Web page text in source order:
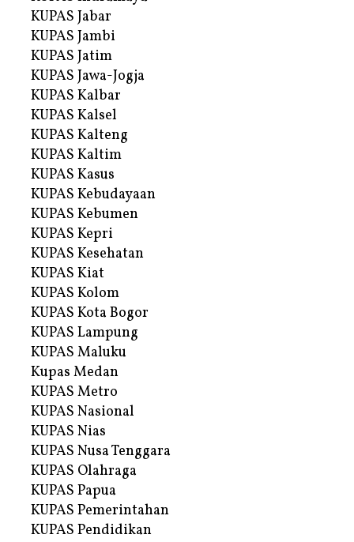
KUPAS Jabar
KUPAS Jambi
KUPAS Jatim
KUPAS Jawa-Jogja
KUPAS Kalbar
KUPAS Kalsel
KUPAS Kalteng
KUPAS Kaltim
KUPAS Kasus
KUPAS Kebudayaan
KUPAS Kebumen
KUPAS Kepri
KUPAS Kesehatan
KUPAS Kiat
KUPAS Kolom
KUPAS Kota Bogor
KUPAS Lampung
KUPAS Maluku
Kupas Medan
KUPAS Metro
KUPAS Nasional
KUPAS Nias
KUPAS Nusa Tenggara
KUPAS Olahraga
KUPAS Papua
KUPAS Pemerintahan
KUPAS Pendidikan